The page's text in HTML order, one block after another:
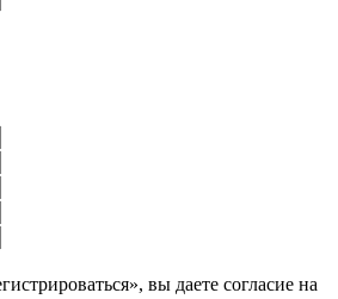
вы даете согласие на